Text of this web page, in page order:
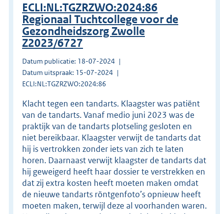
ECLI:NL:TGZRZWO:2024:86
Regionaal Tuchtcollege voor de
Gezondheidszorg Zwolle
Z2023/6727
Datum publicatie: 18-07-2024
Datum uitspraak: 15-07-2024
ECLI:NL:TGZRZWO:2024:86
Klacht tegen een tandarts. Klaagster was patiënt
van de tandarts. Vanaf medio juni 2023 was de
praktijk van de tandarts plotseling gesloten en
niet bereikbaar. Klaagster verwijt de tandarts dat
hij is vertrokken zonder iets van zich te laten
horen. Daarnaast verwijt klaagster de tandarts dat
hij geweigerd heeft haar dossier te verstrekken en
dat zij extra kosten heeft moeten maken omdat
de nieuwe tandarts röntgenfoto’s opnieuw heeft
moeten maken, terwijl deze al voorhanden waren.